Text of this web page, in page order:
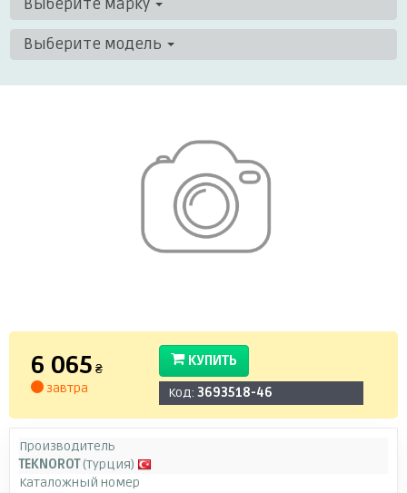
Выберите марку
Выберите модель
6 065 ₴
завтра
КУПИТЬ
Код: 3693518-46
Производитель
TEKNOROT(Турция)
Каталожный номер